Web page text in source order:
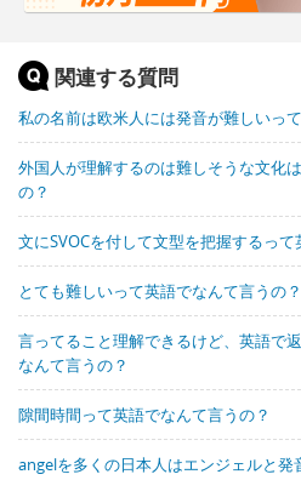
関連する質問
私の名前は欧米人には発音が難しいっ
外国人が理解するのは難しそうな文化
の？
文にSVOCを付して文型を把握するっ
とても難しいって英語でなんて言うの？
言ってること理解できるけど、英語で
なんて言うの？
隙間時間って英語でなんて言うの？
angelを多くの日本人はエンジェルと